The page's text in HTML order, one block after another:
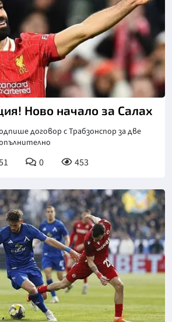
Ново начало за Салах
договор с Трабзонспор за две
0 453